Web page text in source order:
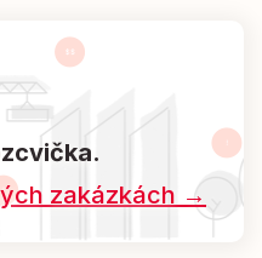
zakázkách →